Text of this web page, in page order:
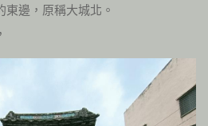
邊，原稱大城北。